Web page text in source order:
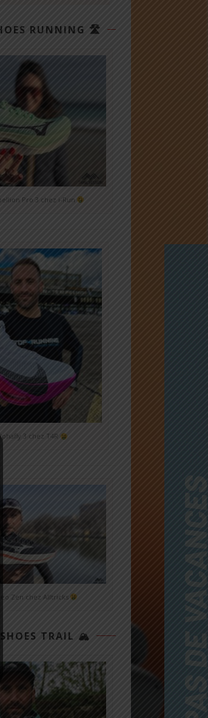
RUNNING 🛣
Pro 3 chez i-Run
3 chez T4R
Zen chez Alltricks
TRAIL 🏔